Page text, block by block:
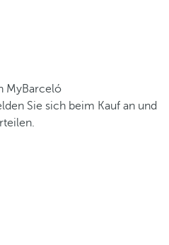
MyBarceló
Sie sich beim Kauf an und